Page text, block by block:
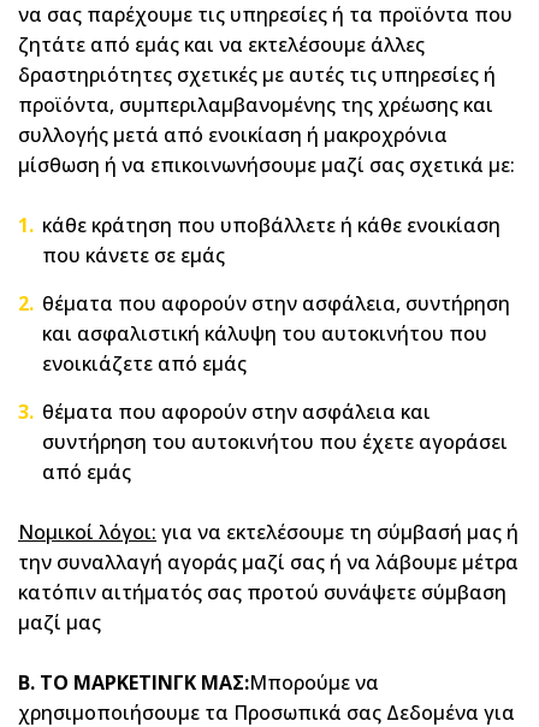
να σας παρέχουμε τις υπηρεσίες ή τα προϊόντα που
ζητάτε από εμάς και να εκτελέσουμε άλλες
δραστηριότητες σχετικές με αυτές τις υπηρεσίες ή
προϊόντα, συμπεριλαμβανομένης της χρέωσης και
συλλογής μετά από ενοικίαση ή μακροχρόνια
μίσθωση ή να επικοινωνήσουμε μαζί σας σχετικά με:
κάθε κράτηση που υποβάλλετε ή κάθε ενοικίαση
που κάνετε σε εμάς
θέματα που αφορούν στην ασφάλεια, συντήρηση
και ασφαλιστική κάλυψη του αυτοκινήτου που
ενοικιάζετε από εμάς
θέματα που αφορούν στην ασφάλεια και
συντήρηση του αυτοκινήτου που έχετε αγοράσει
από εμάς
Νομικοί λόγοι: για να εκτελέσουμε τη σύμβασή μας ή
την συναλλαγή αγοράς μαζί σας ή να λάβουμε μέτρα
κατόπιν αιτήματός σας προτού συνάψετε σύμβαση
μαζί μας
B. ΤΟ ΜΑΡΚΕΤΙΝΓΚ ΜΑΣ:Μπορούμε να
χρησιμοποιήσουμε τα Προσωπικά σας Δεδομένα για